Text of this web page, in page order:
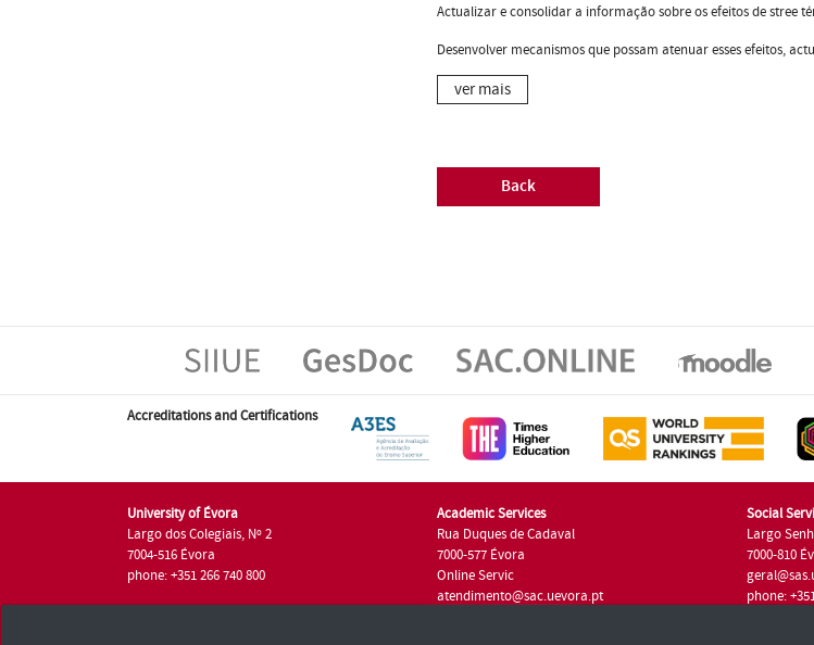
Actualizar e consolidar a informação sobre os efeitos de stree
Desenvolver mecanismos que possam atenuar esses efeitos,
ver mais
Back
Accreditations and Certifications
University of Évora
Largo dos Colegiais, Nº 2
7004-516 Évora
phone: +351 266 740 800
Academic Services
Rua Duques de Cadaval
7000-577 Évora
Online Servic
atendimento@sac.uevora.pt
Social
Largo
7000-810
phone: